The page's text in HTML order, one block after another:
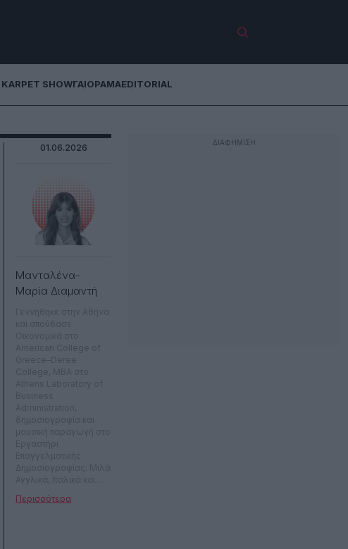
SHOWΓΑΙΟΡΑΜΑEDITORIAL
01.06.2026
Mανταλένα-
Μαρία Διαμαντή
αρκετά χρόνια στο